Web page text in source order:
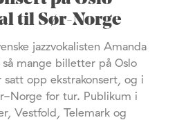
til Sør-Norge
jazzvokalisten Amanda
mange billetter på Oslo
satt opp ekstrakonsert, og i
Norge for tur. Publikum i
Vestfold, Telemark og